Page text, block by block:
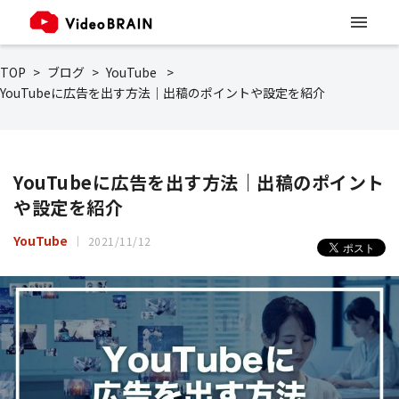
TOP ブログ
YouTube
YouTubeに広告を出す方法｜出稿のポイントや設定を紹介
YouTubeに広告を出す方法｜出稿のポイント
や設定を紹介
YouTube 2021/11/12